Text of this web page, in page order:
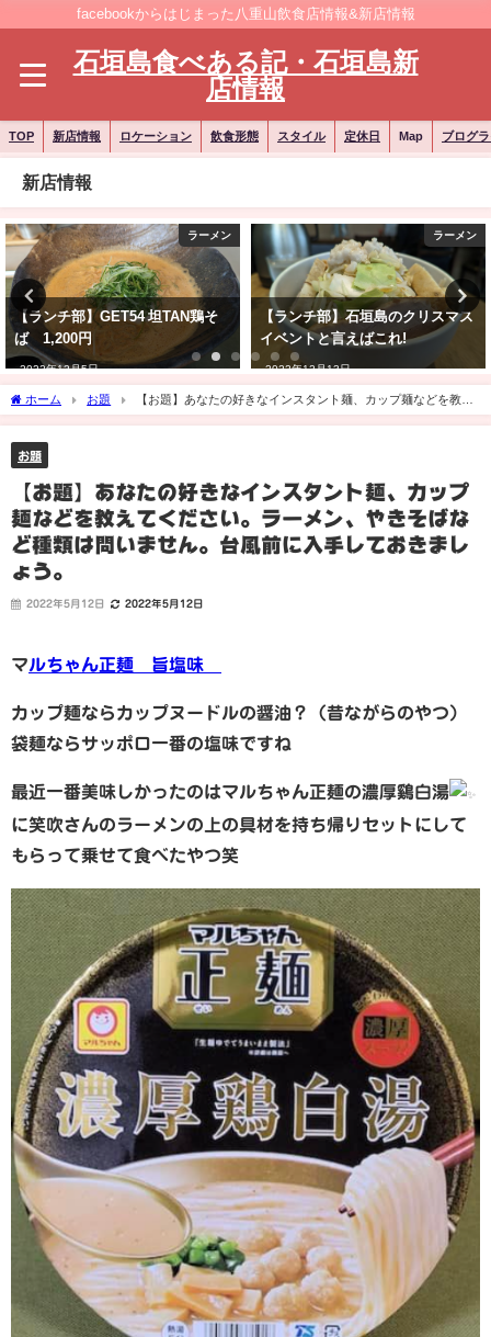
facebookからはじまった八重山飲食店情報&新店情報
石垣島食べある記・石垣島新
店情報
TOP 新店情報 ロケーション 飲食形態 スタイル 定休日 Map ブログ
新店情報
ラーメン
【ランチ部】GET54 坦TAN鶏そ
ば 1,200円
2022年12月5日
ラーメン
【ランチ部】石垣島のクリスマス
イベントと言えばこれ!
2022年12月13日
ホーム お題
【お題】あなたの好きなインスタント麺、カップ麺などを教え
てください。ラーメン、やきそばなど種類は問いません。台風前に入手しておきまし
お題
【お題】あなたの好きなインスタント麺、カップ
麺などを教えてください。ラーメン、やきそばな
ど種類は問いません。台風前に入手しておきまし
ょう。
2022年5月12日 2022年5月12日
マルちゃん正麺 旨塩味
カップ麺ならカップヌードルの醤油？（昔ながらのやつ）
袋麺ならサッポロ一番の塩味ですね
最近一番美味しかったのはマルちゃん正麺の濃厚鷄白湯
に笑吹さんのラーメンの上の具材を持ち帰りセットにして
もらって乗せて食べたやつ笑